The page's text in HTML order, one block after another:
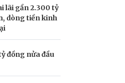
lãi gần 2.300 tỷ
dòng tiền kinh
đồng nửa đầu